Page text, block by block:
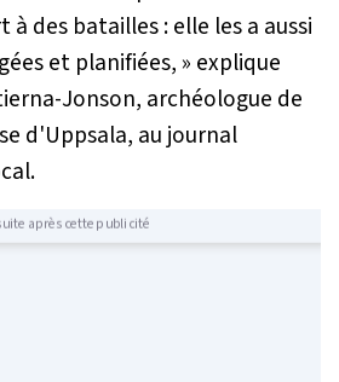
des batailles : elle les a aussi
et planifiées, » explique
Jonson, archéologue de
d'Uppsala, au journal
après cette publicité